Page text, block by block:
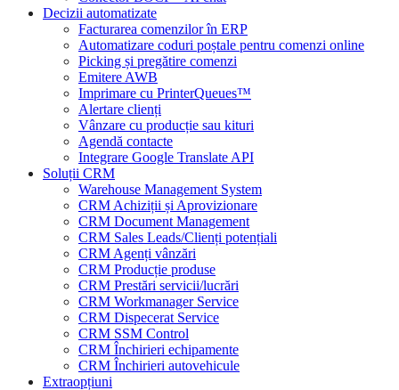
Decizii automatizate
Facturarea comenzilor în ERP
Automatizare coduri poștale pentru comenzi online
Picking și pregătire comenzi
Emitere AWB
Imprimare cu PrinterQueues™
Alertare clienți
Vânzare cu producție sau kituri
Agendă contacte
Integrare Google Translate API
Soluții CRM
Warehouse Management System
CRM Achiziții și Aprovizionare
CRM Document Management
CRM Sales Leads/Clienți potențiali
CRM Agenți vânzări
CRM Producție produse
CRM Prestări servicii/lucrări
CRM Workmanager Service
CRM Dispecerat Service
CRM SSM Control
CRM Închirieri echipamente
CRM Închirieri autovehicule
Extraopțiuni